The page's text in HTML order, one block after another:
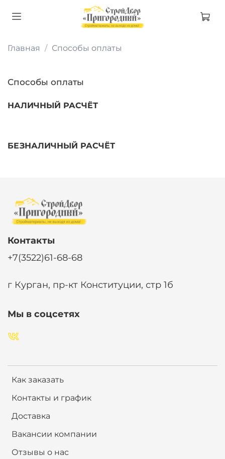
Главная Способы оплаты
Способы оплаты
НАЛИЧНЫЙ РАСЧЁТ
БЕЗНАЛИЧНЫЙ РАСЧЁТ
Как заказать
Контакты и график
Доставка
Вакансии компании
Отзывы о нас
Контакты
+7(3522)61-68-68
г Курган, пр-кт Конституции, стр 1б
Мы в соцсетях